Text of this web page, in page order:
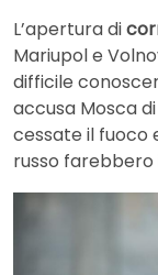
L’apertura di
Mariupol e
difficile
accusa Mosca
cessate il fuoco
russo farebbero